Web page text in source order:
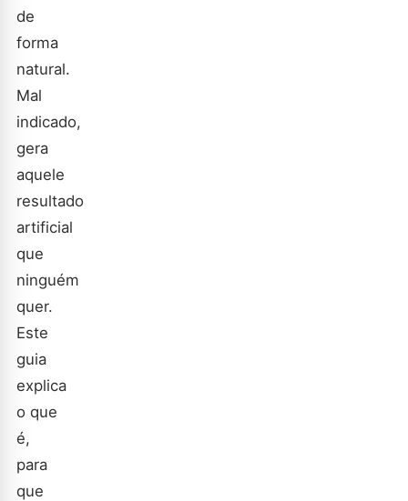
de
forma
natural.
Mal
indicado,
gera
aquele
resultado
artificial
que
ninguém
quer.
Este
guia
explica
o que
é,
para
que